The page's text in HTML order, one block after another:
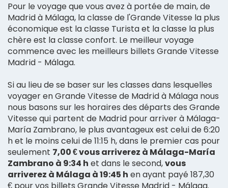
Pour le voyage que vous avez à portée de main, de
Madrid à Málaga, la classe de l'Grande Vitesse la plus
économique est la classe Turista et la classe la plus
chère est la classe confort. Le meilleur voyage
commence avec les meilleurs billets Grande Vitesse
Madrid - Málaga.
Si au lieu de se baser sur les classes dans lesquelles
voyager en Grande Vitesse de Madrid à Málaga nous
nous basons sur les horaires des départs des Grande
Vitesse qui partent de Madrid pour arriver à Málaga-
María Zambrano, le plus avantageux est celui de 6:20
h et le moins celui de 11:15 h, dans le premier cas pour
seulement 7,00 € vous arriverez à Málaga-María
Zambrano à 9:34 h et dans le second,vous
arriverez à Málaga à 19:45 h en ayant payé 187,30